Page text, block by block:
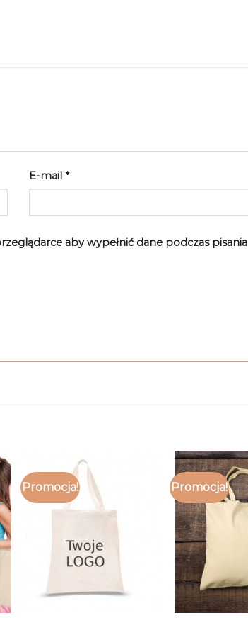
E-mail *
aby wypełnić dane podczas pisania
Promocja! Promocja!